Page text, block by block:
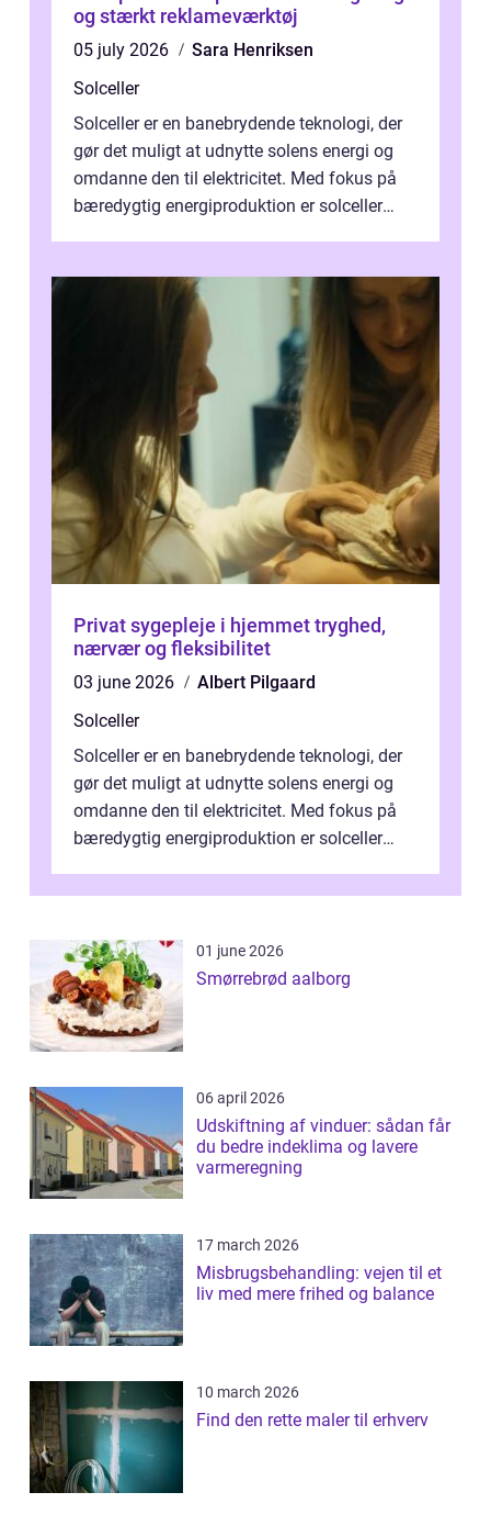
og stærkt reklameværktøj
05 july 2026
Sara Henriksen
Solceller
Solceller er en banebrydende teknologi, der
gør det muligt at udnytte solens energi og
omdanne den til elektricitet. Med fokus på
bæredygtig energiproduktion er solceller
Privat sygepleje i hjemmet tryghed,
nærvær og fleksibilitet
03 june 2026
Albert Pilgaard
Solceller
Solceller er en banebrydende teknologi, der
gør det muligt at udnytte solens energi og
omdanne den til elektricitet. Med fokus på
bæredygtig energiproduktion er solceller
01 june 2026
Smørrebrød aalborg
06 april 2026
Udskiftning af vinduer: sådan får
du bedre indeklima og lavere
varmeregning
17 march 2026
Misbrugsbehandling: vejen til et
liv med mere frihed og balance
10 march 2026
Find den rette maler til erhverv